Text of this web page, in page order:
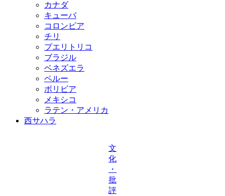
カナダ
キューバ
コロンビア
チリ
プエリトリコ
ブラジル
ベネズエラ
ペルー
ボリビア
メキシコ
ラテン・アメリカ
西サハラ
文
化
・
批
評